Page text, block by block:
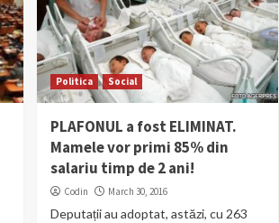
Politica Social
PLAFONUL a fost ELIMINAT.
Mamele vor primi 85% din
salariu timp de 2 ani!
Codin March 30, 2016
Deputații au adoptat, astăzi, cu 263